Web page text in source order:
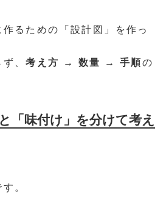
るための「設計図」を作っ
ず、考え方 → 数量 → 手順の
「味付け」を分けて考え
。